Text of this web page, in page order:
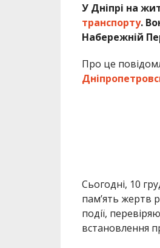
У Дніпрі на
транспорту.
Набережній
Про це
встановлення
Нагадаємо, 3
жертв від